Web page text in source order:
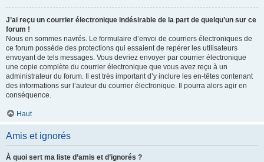
J’ai reçu un courrier électronique indésirable de la part de quelqu’un sur ce
forum !
Nous en sommes navrés. Le formulaire d’envoi de courriers électroniques de
ce forum possède des protections qui essaient de repérer les utilisateurs
envoyant de tels messages. Vous devriez envoyer par courrier électronique
une copie complète du courrier électronique que vous avez reçu à un
administrateur du forum. Il est très important d’y inclure les en-têtes contenant
des informations sur l’auteur du courrier électronique. Il pourra alors agir en
conséquence.
Haut
Amis et ignorés
À quoi sert ma liste d’amis et d’ignorés ?